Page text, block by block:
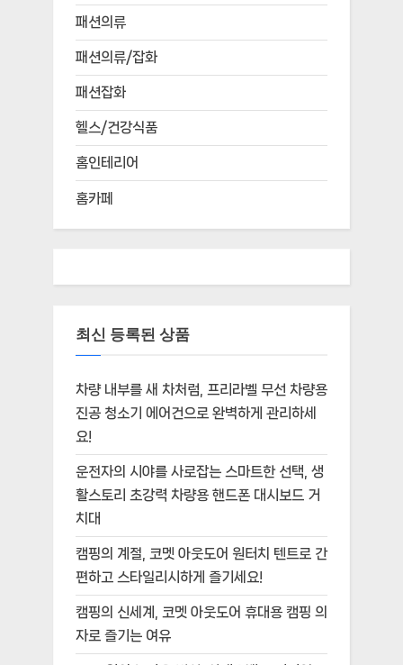
패션의류
패션의류/잡화
패션잡화
헬스/건강식품
홈인테리어
홈카페
최신 등록된 상품
차량 내부를 새 차처럼, 프리라벨 무선 차량용
진공 청소기 에어건으로 완벽하게 관리하세
요!
운전자의 시야를 사로잡는 스마트한 선택, 생
활스토리 초강력 차량용 핸드폰 대시보드 거
치대
캠핑의 계절, 코멧 아웃도어 원터치 텐트로 간
편하고 스타일리시하게 즐기세요!
캠핑의 신세계, 코멧 아웃도어 휴대용 캠핑 의
자로 즐기는 여유